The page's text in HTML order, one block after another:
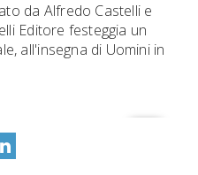
da Alfredo Castelli e
Editore festeggia un
all'insegna di Uomini in